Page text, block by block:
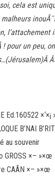
cela est
l’attachement
pour un peu,
Ed.160522 ×‘×¡
B’NAI
au souvenir
GROSS ×– »×œ
CAÃN ×– »×œ